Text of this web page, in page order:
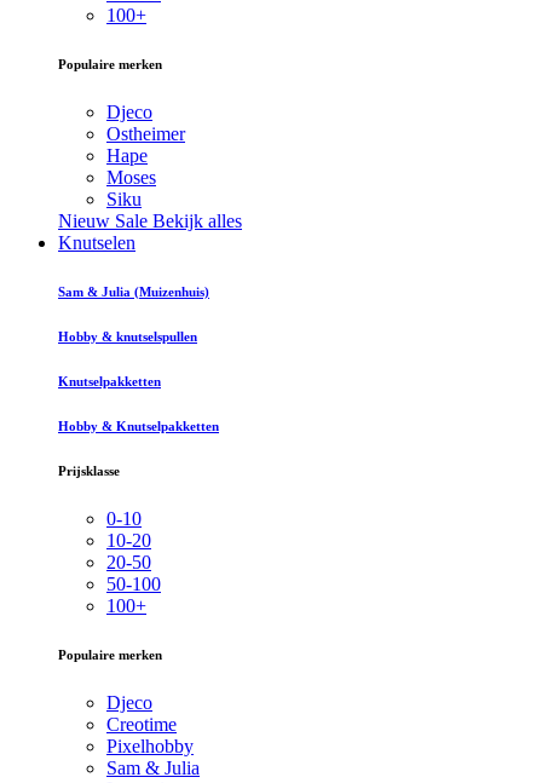
100+
Populaire merken
Djeco
Ostheimer
Hape
Moses
Siku
Nieuw Sale Bekijk alles
Knutselen
Sam & Julia (Muizenhuis)
Hobby & knutselspullen
Knutselpakketten
Hobby & Knutselpakketten
Prijsklasse
0-10
10-20
20-50
50-100
100+
Populaire merken
Djeco
Creotime
Pixelhobby
Sam & Julia